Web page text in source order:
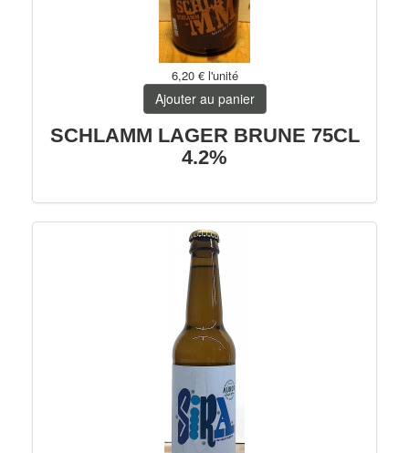
6,20 € l'unité
Ajouter au panier
SCHLAMM LAGER BRUNE 75CL
4.2%